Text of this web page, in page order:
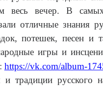
весь вечер. В
отличные знания
потешек, песен и
игры и
https://vk.com/album-
русского